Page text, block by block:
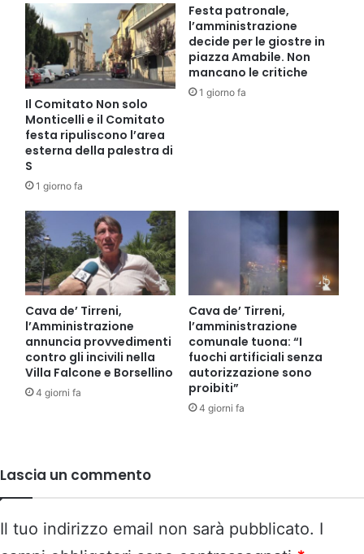
Il Comitato Non solo
Monticelli e il Comitato
festa ripuliscono l’area
esterna della palestra di
S
1 giorno fa
Festa patronale,
l’amministrazione
decide per le giostre in
piazza Amabile. Non
mancano le critiche
1 giorno fa
Cava de’ Tirreni,
l’Amministrazione
annuncia provvedimenti
contro gli incivili nella
Villa Falcone e Borsellino
4 giorni fa
Cava de’ Tirreni,
l’amministrazione
comunale tuona: “I
fuochi artificiali senza
autorizzazione sono
proibiti”
4 giorni fa
Lascia un commento
Il tuo indirizzo email non sarà pubblicato. I